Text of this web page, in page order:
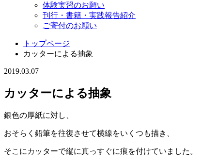
体験実習のお願い
刊行・書籍・実践報告紹介
ご寄付のお願い
トップページ
カッターによる抽象
2019.03.07
カッターによる抽象
銀色の厚紙に対し、
おそらく鉛筆を往復させて横線をいくつも描き、
そこにカッターで縦に真っすぐに痕を付けていました。